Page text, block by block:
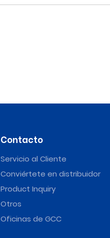
Contacto
Servicio al Cliente
Conviértete en distribuidor
Product Inquiry
Otros
Oficinas de GCC